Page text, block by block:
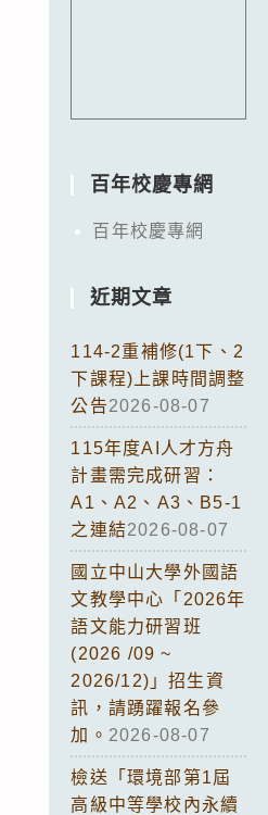
百年校慶專網
百年校慶專網
近期文章
114-2重補修(1下、2
下課程)上課時間調整
公告2026-08-07
115年度AI人才方舟
計畫需完成研習：
A1、A2、A3、B5-1
之連結2026-08-07
國立中山大學外國語
文教學中心「2026年
語文能力研習班
(2026 /09 ~
2026/12)」招生資
訊，請踴躍報名參
加。 2026-08-07
檢送「環境部第1屆
高級中等學校內永續